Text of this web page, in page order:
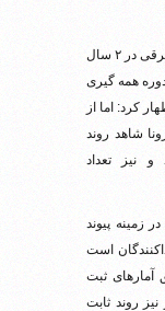
وی از روند افزایشی پیوند عضو در آذربایجان شرقی در ۲ سال
همه گیری
کرد: اما از
شاهد روند
نیز تعداد
زمینه پیوند
است
آمارهای ثبت
طی ۲ سال اخیر نیز روند ثابت